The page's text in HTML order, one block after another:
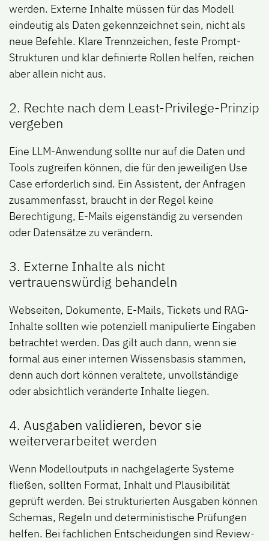
werden. Externe Inhalte müssen für das Modell
eindeutig als Daten gekennzeichnet sein, nicht als
neue Befehle. Klare Trennzeichen, feste Prompt-
Strukturen und klar definierte Rollen helfen, reichen
aber allein nicht aus.
2. Rechte nach dem Least-Privilege-Prinzip
vergeben
Eine LLM-Anwendung sollte nur auf die Daten und
Tools zugreifen können, die für den jeweiligen Use
Case erforderlich sind. Ein Assistent, der Anfragen
zusammenfasst, braucht in der Regel keine
Berechtigung, E-Mails eigenständig zu versenden
oder Datensätze zu verändern.
3. Externe Inhalte als nicht
vertrauenswürdig behandeln
Webseiten, Dokumente, E-Mails, Tickets und RAG-
Inhalte sollten wie potenziell manipulierte Eingaben
betrachtet werden. Das gilt auch dann, wenn sie
formal aus einer internen Wissensbasis stammen,
denn auch dort können veraltete, unvollständige
oder absichtlich veränderte Inhalte liegen.
4. Ausgaben validieren, bevor sie
weiterverarbeitet werden
Wenn Modelloutputs in nachgelagerte Systeme
fließen, sollten Format, Inhalt und Plausibilität
geprüft werden. Bei strukturierten Ausgaben können
Schemas, Regeln und deterministische Prüfungen
helfen. Bei fachlichen Entscheidungen sind Review-